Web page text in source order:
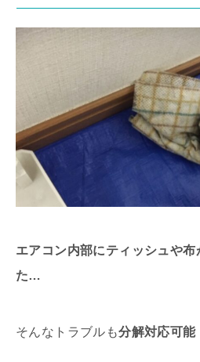
エアコン内部にティッシュや
た…
そんなトラブルも分解対応可能